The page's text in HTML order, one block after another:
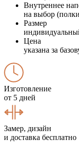
Внутреннее
на выбор
Размер
Цена
указана за
Изготовление
от 5 дней
Замер, дизайн
и доставка бесплатно